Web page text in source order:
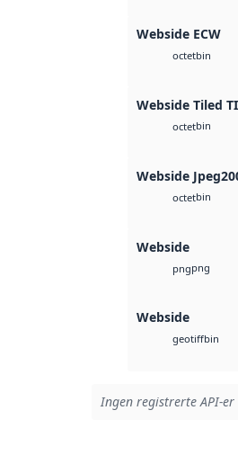
Webside ECW
octetbin
Webside Tiled
octetbin
Webside
octetbin
Webside
pngpng
Webside
geotiffbin
Ingen registrerte API-